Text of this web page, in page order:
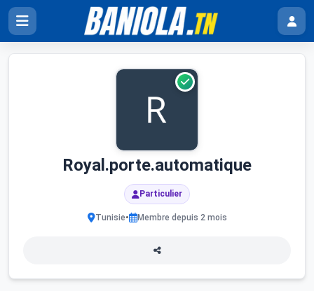
Royal.porte.automatique
Particulier
Tunisie• Membre depuis 2 mois